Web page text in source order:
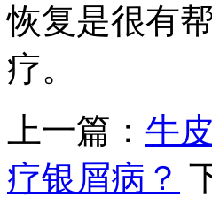
恢复是很有
疗。
上一篇： 牛
疗银屑病？